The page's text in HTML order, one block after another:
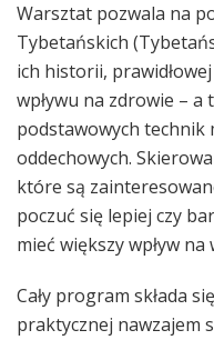
Warsztat pozwala na
Tybetańskich
ich historii,
wpływu na zdrowie – a
podstawowych technik
oddechowych.
które są
poczuć się lepiej czy
mieć większy wpływ na
Cały program składa
praktycznej nawzajem